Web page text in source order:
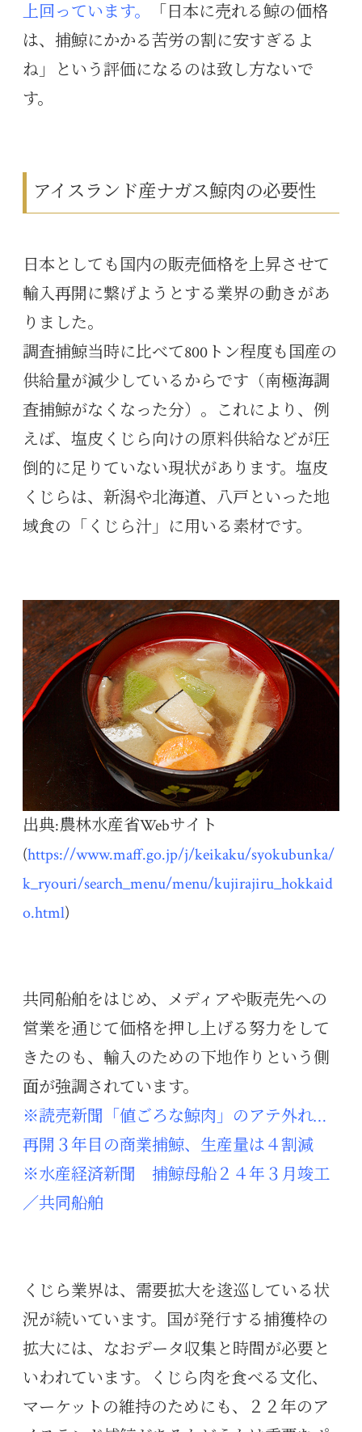
上回っています。
「日本に売れる鯨の価格
は、捕鯨にかかる苦労の割に安すぎるよ
ね」という評価になるのは致し方ないで
す。
アイスランド産ナガス鯨肉の必要性
日本としても国内の販売価格を上昇させて
輸入再開に繋げようとする業界の動きがあ
りました。
調査捕鯨当時に比べて800トン程度も国産の
供給量が減少しているからです（南極海調
査捕鯨がなくなった分）。これにより、例
えば、塩皮くじら向けの原料供給などが圧
倒的に足りていない現状があります。塩皮
くじらは、新潟や北海道、八戸といった地
域食の「くじら汁」に用いる素材です。
出典:農林水産省Webサイト
(https://www.maff.go.jp/j/keikaku/syokubunka/
k_ryouri/search_menu/menu/kujirajiru_hokkaid
o.html)
共同船舶をはじめ、メディアや販売先への
営業を通じて価格を押し上げる努力をして
きたのも、輸入のための下地作りという側
面が強調されています。
※読売新聞「値ごろな鯨肉」のアテ外れ…
再開３年目の商業捕鯨、生産量は４割減
※水産経済新聞 捕鯨母船２４年３月竣工
／共同船舶
くじら業界は、需要拡大を逡巡している状
況が続いています。国が発行する捕獲枠の
拡大には、なおデータ収集と時間が必要と
いわれています。くじら肉を食べる文化、
マーケットの維持のためにも、２２年のア